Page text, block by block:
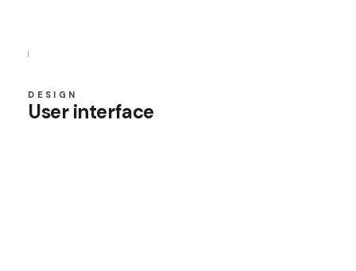
DESIGN
User interface